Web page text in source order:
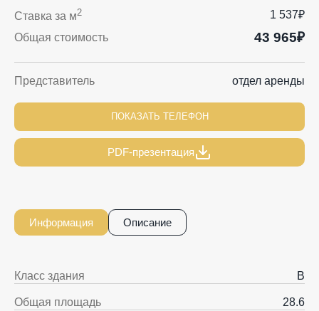
Ставка за м2
1 537₽
Общая стоимость
43 965₽
Представитель отдел аренды
ПОКАЗАТЬ ТЕЛЕФОН
PDF-презентация
Информация Описание
Класс здания B
Общая площадь
28.6